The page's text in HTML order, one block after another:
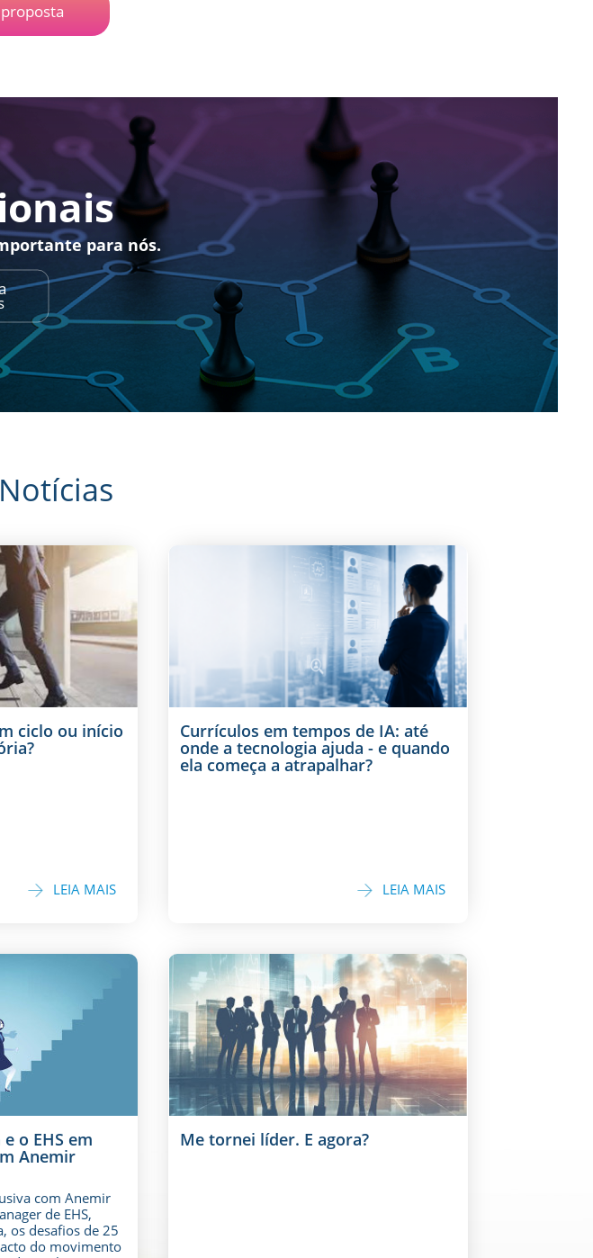
para nós.
ciclo ou início
LEIA MAIS
Currículos em tempos de IA: até
onde a tecnologia ajuda - e quando
ela começa a atrapalhar?
LEIA MAIS
o EHS em
Anemir
com Anemir
de EHS,
os desafios de 25
do movimento
Me tornei líder. E agora?